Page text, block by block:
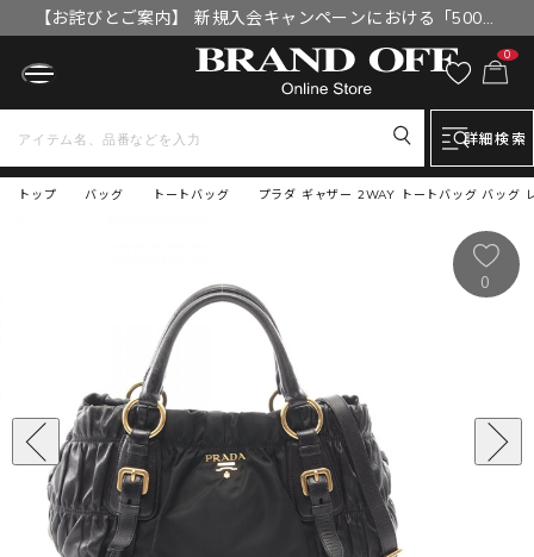
【お詫びとご案内】 新規入会キャンペーンにおける「500円
OFFクーポン」付与漏れと補填について
0
詳細検索
トップ プラダ ギャザー 2WAY トートバッグ バッグ
バッグ トートバッグ
0